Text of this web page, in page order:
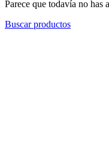
Parece que todavía no has
Buscar productos